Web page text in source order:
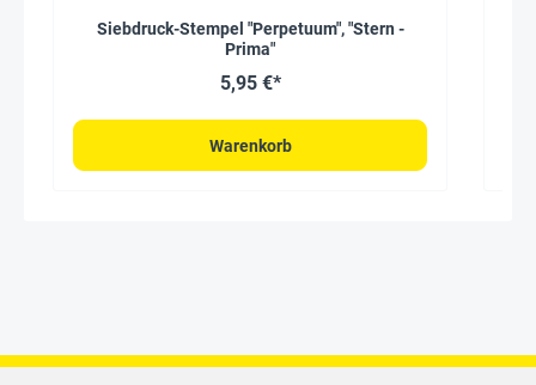
Siebdruck-Stempel "Perpetuum", "Stern -
Prima"
5,95 €*
Warenkorb